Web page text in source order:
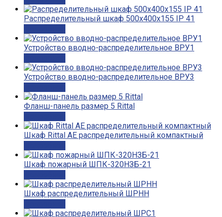
Распределительный шкаф 500х400х155 IP 41
Устройство вводно-распределительное ВРУ1
Устройство вводно-распределительное ВРУ3
Фланш-панель размер 5 Rittal
Шкаф Rittal AE распределительный компактный
Шкаф пожарный ШПК-320НЗБ-21
Шкаф распределительный ШРНН